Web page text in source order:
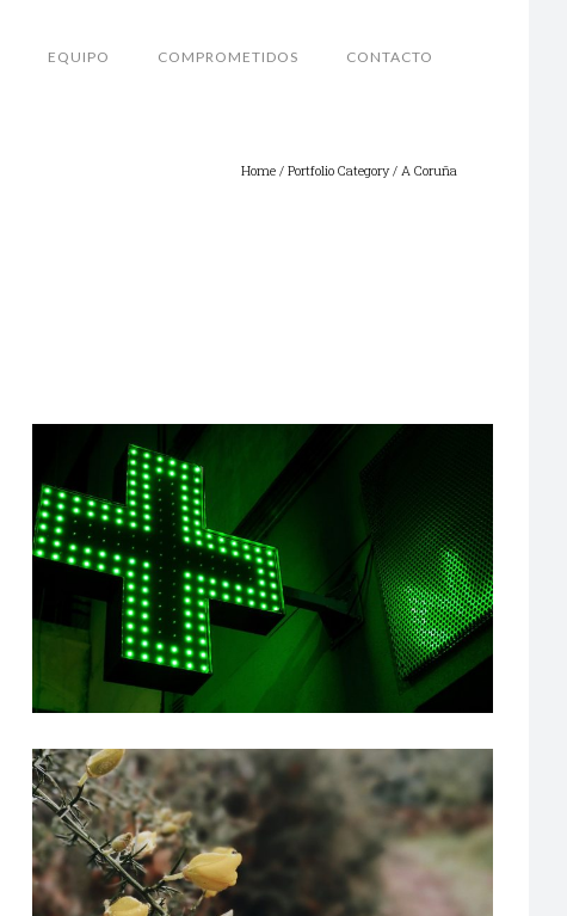
EQUIPO COMPROMETIDOS CONTACTO
Home / Portfolio Category / A Coruña
¿BUSCAS FARMACIA CERCA DE SANTIAGO DE
COMPOSTELA? – PFG1402
A Coruña· De 1.000.000-1.500.000 Farmacia urbana
NO APTO PARA CONFORMISTAS – PFG1418